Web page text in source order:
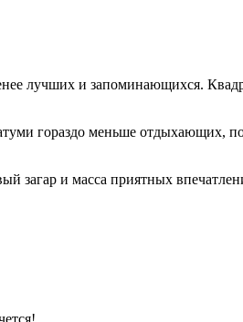
лучших и запоминающихся.
гораздо меньше отдыхающих,
загар и масса приятных